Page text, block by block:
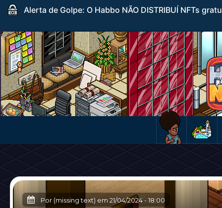
Alerta de Golpe: O Habbo NÃO DISTRIBUÍ NFTs
Por (missing text) em 21/04/2024-18:00